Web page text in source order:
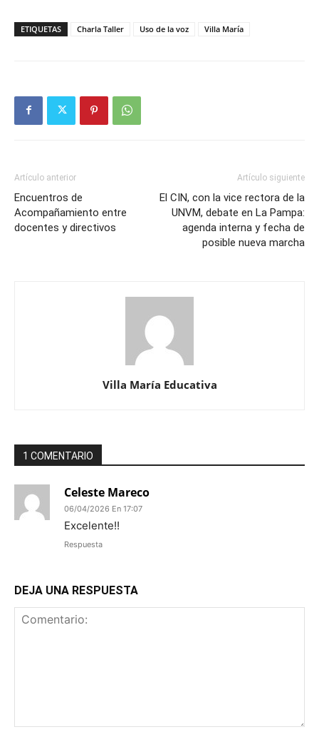
ETIQUETAS Charla Taller Uso de la voz Villa María
Artículo anterior
Encuentros de
Acompañamiento entre
docentes y directivos
Artículo siguiente
El CIN, con la vice rectora de la
UNVM, debate en La Pampa:
agenda interna y fecha de
posible nueva marcha
Villa María Educativa
1 COMENTARIO
Celeste Mareco
06/04/2026 En 17:07
Excelente!!
Respuesta
DEJA UNA RESPUESTA